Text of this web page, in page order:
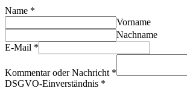
Name *
Vorname
Nachname
E-Mail *
Kommentar oder Nachricht *
DSGVO-Einverständnis *